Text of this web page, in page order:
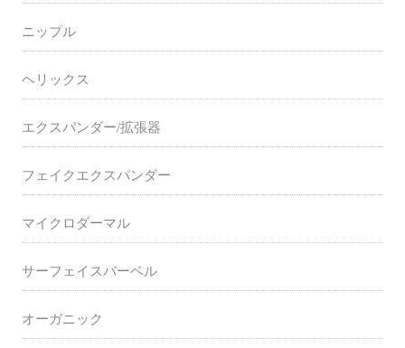
ニップル
ヘリックス
エクスパンダー/拡張器
フェイクエクスパンダー
マイクロダーマル
サーフェイスバーベル
オーガニック